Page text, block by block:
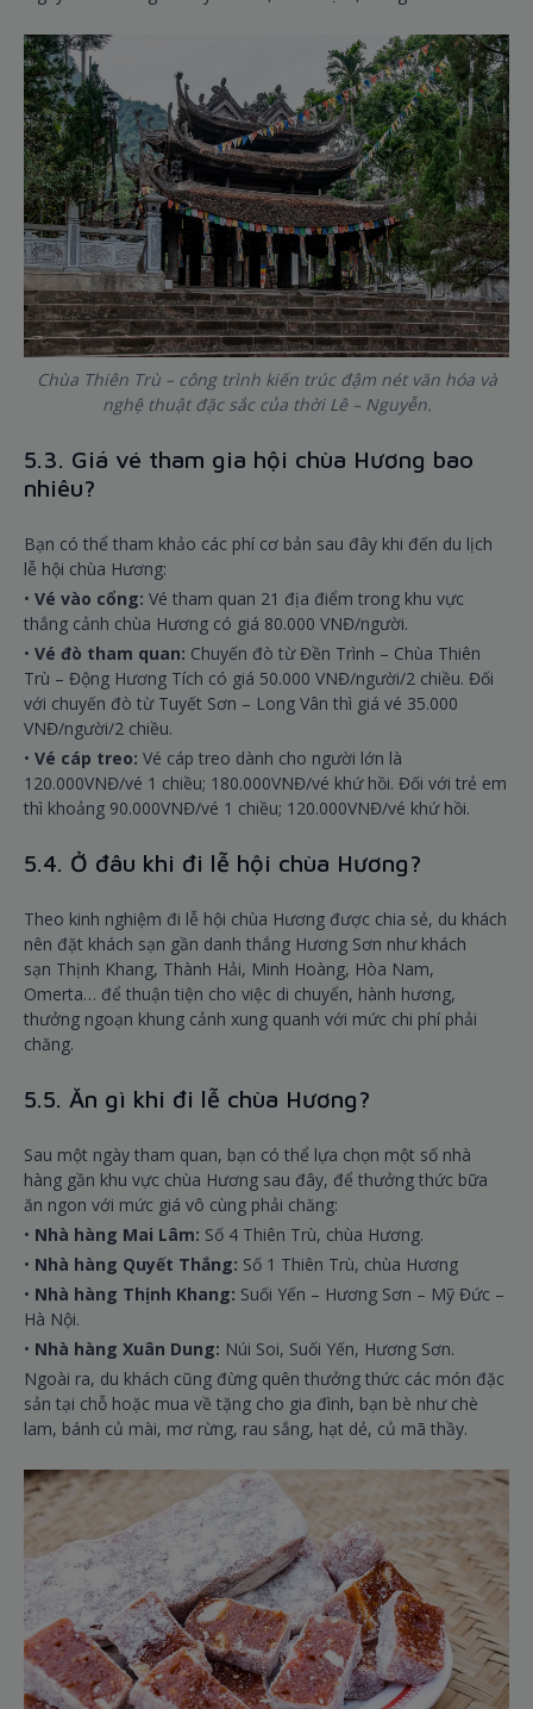
Chùa Thiên Trù – công trình kiến trúc đậm nét văn hóa và
nghệ thuật đặc sắc của thời Lê – Nguyễn.
5.3. Giá vé tham gia hội chùa Hương bao
nhiêu?
Bạn có thể tham khảo các phí cơ bản sau đây khi đến du lịch
lễ hội chùa Hương:
• Vé vào cổng: Vé tham quan 21 địa điểm trong khu vực
thắng cảnh chùa Hương có giá 80.000 VNĐ/người.
• Vé đò tham quan: Chuyến đò từ Đền Trình – Chùa Thiên
Trù – Động Hương Tích có giá 50.000 VNĐ/người/2 chiều. Đối
với chuyến đò từ Tuyết Sơn – Long Vân thì giá vé 35.000
VNĐ/người/2 chiều.
• Vé cáp treo: Vé cáp treo dành cho người lớn là
120.000VNĐ/vé 1 chiều; 180.000VNĐ/vé khứ hồi. Đối với trẻ em
thì khoảng 90.000VNĐ/vé 1 chiều; 120.000VNĐ/vé khứ hồi.
5.4. Ở đâu khi đi lễ hội chùa Hương?
Theo kinh nghiệm đi lễ hội chùa Hương được chia sẻ, du khách
nên đặt khách sạn gần danh thắng Hương Sơn như khách
sạn Thịnh Khang, Thành Hải, Minh Hoàng, Hòa Nam,
Omerta… để thuận tiện cho việc di chuyển, hành hương,
thưởng ngoạn khung cảnh xung quanh với mức chi phí phải
chăng.
5.5. Ăn gì khi đi lễ chùa Hương?
Sau một ngày tham quan, bạn có thể lựa chọn một số nhà
hàng gần khu vực chùa Hương sau đây, để thưởng thức bữa
ăn ngon với mức giá vô cùng phải chăng:
• Nhà hàng Mai Lâm: Số 4 Thiên Trù, chùa Hương.
• Nhà hàng Quyết Thắng: Số 1 Thiên Trù, chùa Hương
• Nhà hàng Thịnh Khang: Suối Yến – Hương Sơn – Mỹ Đức –
Hà Nội.
• Nhà hàng Xuân Dung: Núi Soi, Suối Yến, Hương Sơn.
Ngoài ra, du khách cũng đừng quên thưởng thức các món đặc
sản tại chỗ hoặc mua về tặng cho gia đình, bạn bè như chè
lam, bánh củ mài, mơ rừng, rau sắng, hạt dẻ, củ mã thầy.